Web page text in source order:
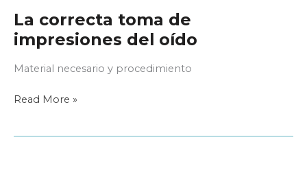
La correcta toma de
impresiones del oído
Material necesario y procedimiento
La
Read More »